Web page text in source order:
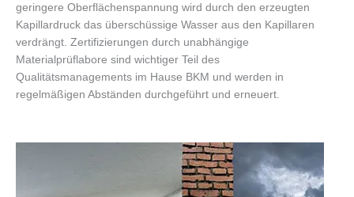
geringere Oberflächenspannung wird durch den erzeugten
Kapillardruck das überschüssige Wasser aus den Kapillaren
verdrängt. Zertifizierungen durch unabhängige
Materialprüflabore sind wichtiger Teil des
Qualitätsmanagements im Hause BKM und werden in
regelmäßigen Abständen durchgeführt und erneuert.